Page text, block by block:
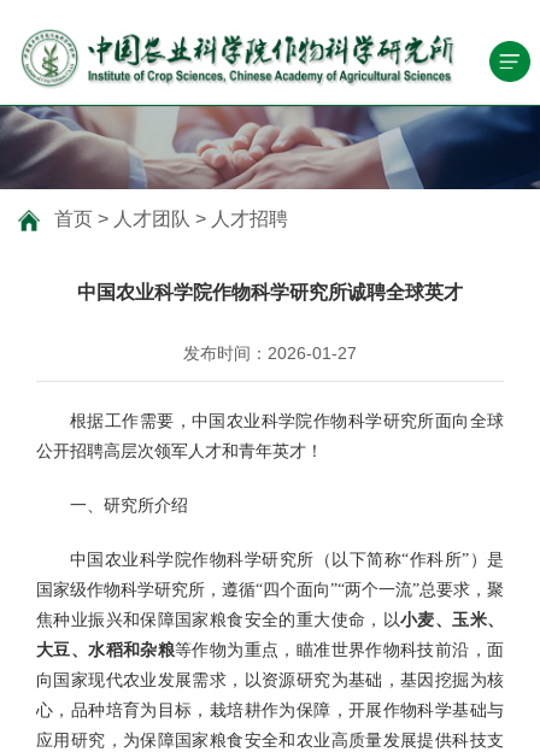
首页 > 人才团队 > 人才招聘
中国农业科学院作物科学研究所诚聘全球英才
发布时间：2026-01-27
根据工作需要，中国农业科学院作物科学研究所面向全球
公开招聘高层次领军人才和青年英才！
一、研究所介绍
中国农业科学院作物科学研究所（以下简称“作科所”）是
国家级作物科学研究所，遵循“四个面向”“两个一流”总要求，聚
焦种业振兴和保障国家粮食安全的重大使命，以小麦、玉米、
大豆、水稻和杂粮等作物为重点，瞄准世界作物科技前沿，面
向国家现代农业发展需求，以资源研究为基础，基因挖掘为核
心，品种培育为目标，栽培耕作为保障，开展作物科学基础与
应用研究，为保障国家粮食安全和农业高质量发展提供科技支